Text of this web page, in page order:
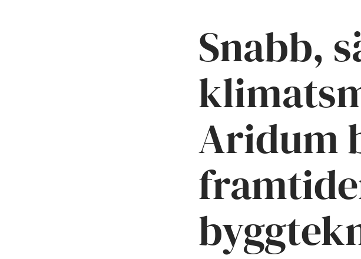
Snabb,
Aridum